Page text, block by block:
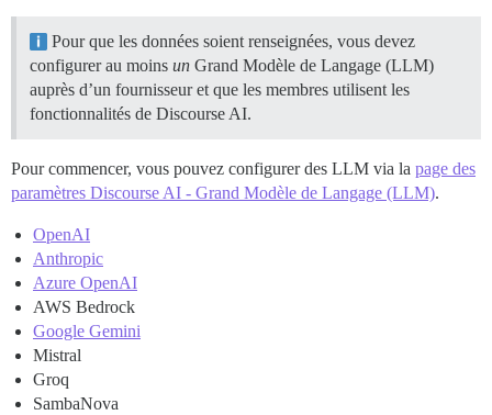
Pour que les données soient renseignées, vous devez
configurer au moins un Grand Modèle de Langage (LLM)
auprès d’un fournisseur et que les membres utilisent les
fonctionnalités de Discourse AI.
Pour commencer, vous pouvez configurer des LLM via la page des
paramètres Discourse AI - Grand Modèle de Langage (LLM).
OpenAI
Anthropic
Azure OpenAI
AWS Bedrock
Google Gemini
Mistral
Groq
SambaNova